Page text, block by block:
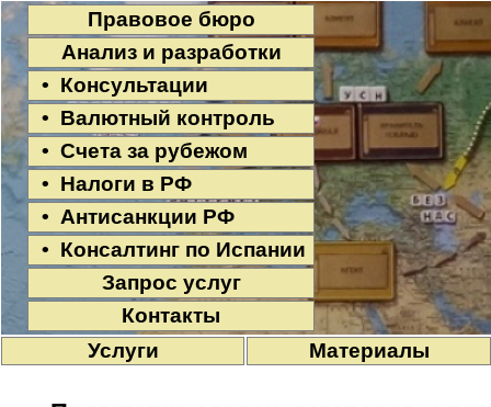
Правовое бюро
Анализ и разработки
• Консультации
• Валютный контроль
• Счета за рубежом
• Налоги в РФ
• Антисанкции РФ
• Консалтинг по Испании
Запрос услуг
Контакты
Услуги
Материалы